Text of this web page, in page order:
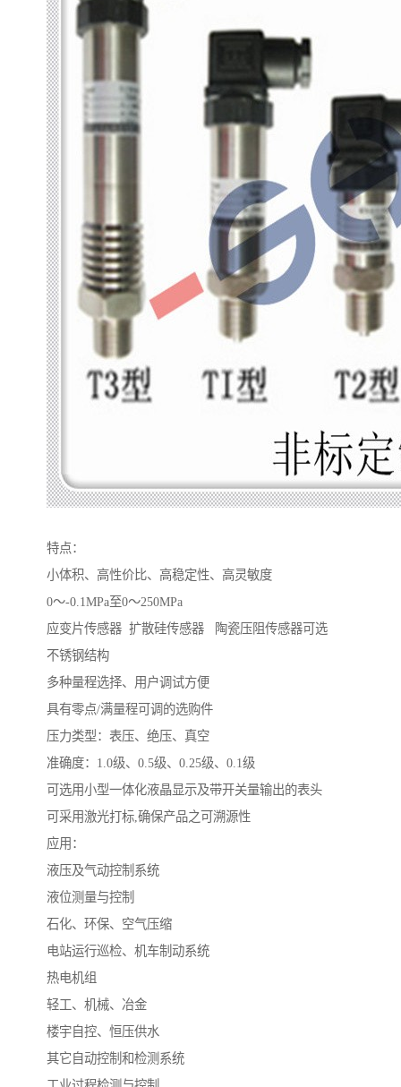
特点：
小体积、高性价比、高稳定性、高灵敏度
0～-0.1MPa至0～250MPa
应变片传感器 扩散硅传感器 陶瓷压阻传感器可选
不锈钢结构
多种量程选择、用户调试方便
具有零点/满量程可调的选购件
压力类型：表压、绝压、真空
准确度：1.0级、0.5级、0.25级、0.1级
可选用小型一体化液晶显示及带开关量输出的表头
可采用激光打标,确保产品之可溯源性
应用：
液压及气动控制系统
液位测量与控制
石化、环保、空气压缩
电站运行巡检、机车制动系统
热电机组
轻工、机械、冶金
楼宇自控、恒压供水
其它自动控制和检测系统